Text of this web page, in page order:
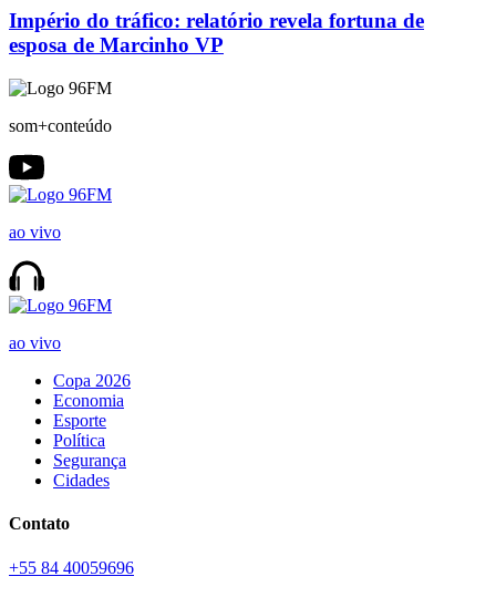
Império do tráfico: relatório revela fortuna de
esposa de Marcinho VP
som+conteúdo
ao vivo
ao vivo
Copa 2026
Economia
Esporte
Política
Segurança
Cidades
Contato
+55 84 40059696